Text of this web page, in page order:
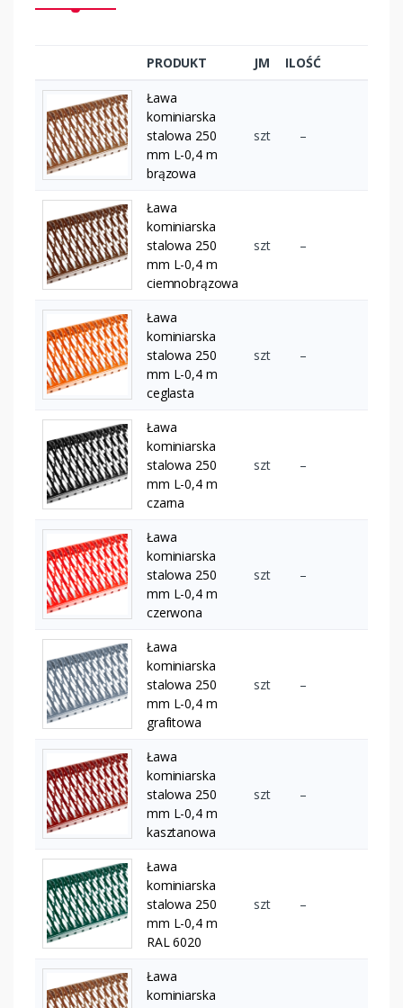
PRODUKT JM ILOŚĆ
Ława
kominiarska
stalowa 250
mm L-0,4 m
brązowa
szt –
Ława
kominiarska
stalowa 250
mm L-0,4 m
ciemnobrązowa
szt –
Ława
kominiarska
stalowa 250
mm L-0,4 m
ceglasta
szt –
Ława
kominiarska
stalowa 250
mm L-0,4 m
czarna
szt –
Ława
kominiarska
stalowa 250
mm L-0,4 m
czerwona
szt –
Ława
kominiarska
stalowa 250
mm L-0,4 m
grafitowa
szt –
Ława
kominiarska
stalowa 250
mm L-0,4 m
kasztanowa
szt –
Ława
kominiarska
stalowa 250
mm L-0,4 m
RAL 6020
szt –
Ława
kominiarska